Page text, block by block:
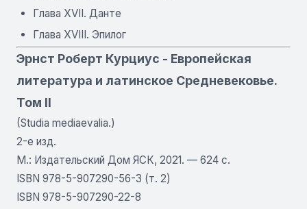
Глава XVII. Данте
Глава XVIII. Эпилог
Эрнст Роберт Курциус - Европейская
литература и латинское Средневековье.
Том II
(Studia mediaevalia.)
2-е изд.
М.: Издательский Дом ЯСК, 2021. — 624 с.
ISBN 978-5-907290-56-3 (т. 2)
ISBN 978-5-907290-22-8